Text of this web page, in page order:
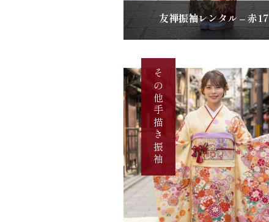
友禅振袖レンタル – 赤17
その他手描き振袖